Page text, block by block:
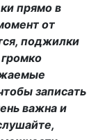
прямо в
от
поджилки
записать
важна и